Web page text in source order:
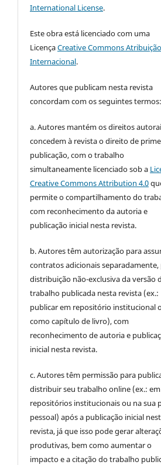
International License.
Este obra está licenciado com uma
LicençaCreative Commons
Internacional.
Autores que publicam nesta revista
concordam com os seguintes termos:
a. Autores mantém os direitos
concedem à revista o direito de
publicação, com o trabalho
simultaneamente licenciado sob a
Creative Commons Attribution 4.0
permite o compartilhamento do
com reconhecimento da autoria e
publicação inicial nesta revista.
b. Autores têm autorização para
contratos adicionais separadamente,
distribuição não-exclusiva da versão
trabalho publicada nesta revista (ex.:
publicar em repositório institucional
como capítulo de livro), com
reconhecimento de autoria e
inicial nesta revista.
c. Autores têm permissão para
distribuir seu trabalho online (ex.: em
repositórios institucionais ou na sua
pessoal) após a publicação inicial
revista, já que isso pode gerar
produtivas, bem como aumentar o
impacto e a citação do trabalho